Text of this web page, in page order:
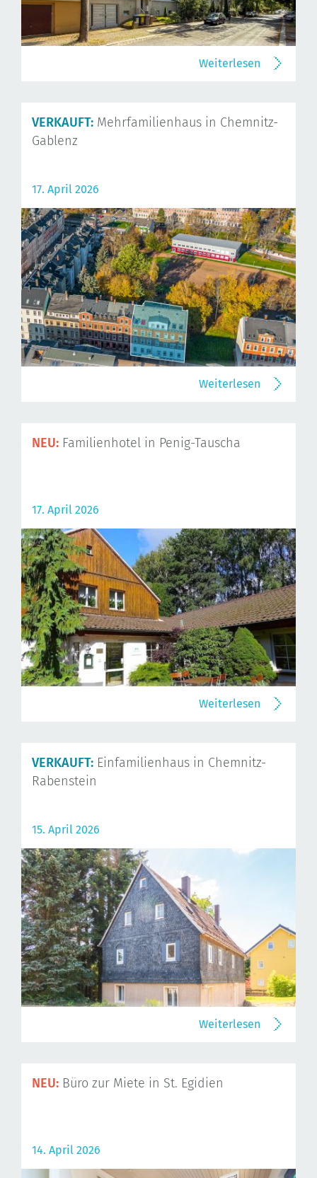
Weiterlesen
VERKAUFT: Mehrfamilienhaus in Chemnitz-
Gablenz
17. April 2026
Weiterlesen
NEU: Familienhotel in Penig-Tauscha
17. April 2026
Weiterlesen
VERKAUFT: Einfamilienhaus in Chemnitz-
Rabenstein
15. April 2026
Weiterlesen
NEU: Büro zur Miete in St. Egidien
14. April 2026